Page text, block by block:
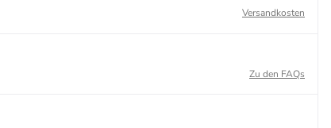
Versandkosten
Zu den FAQs